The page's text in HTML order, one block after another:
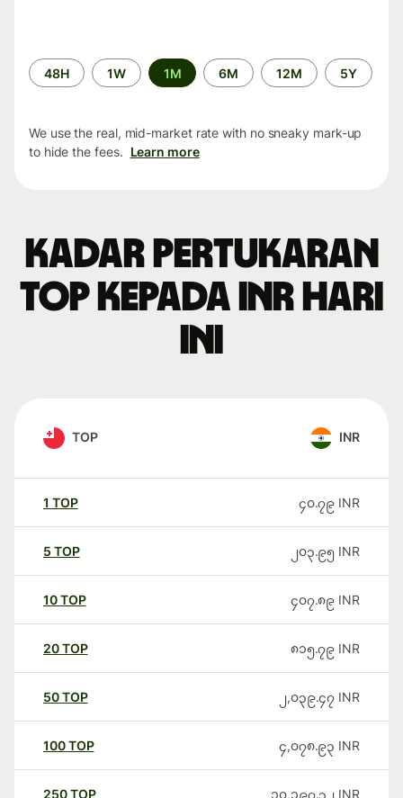
Time
period
48H 1W 1M 6M 12M 5Y
We use the real, mid-market rate with no sneaky mark-up
to hide the fees. Learn more
Kadar pertukaran
TOP kepada INR hari
ini
TOP INR
1 TOP ၄၀.၇၉ INR
5 TOP ၂၀၃.၉၅ INR
10TOP ၄၀၇.၈၉ INR
20TOP ၈၁၅.၇၉ INR
50TOP ၂,၀၃၉.၄၇ INR
100TOP ၄,၀၇၈.၉၃ INR
250TOP ၁၀,၁၉၇.၃၂ INR